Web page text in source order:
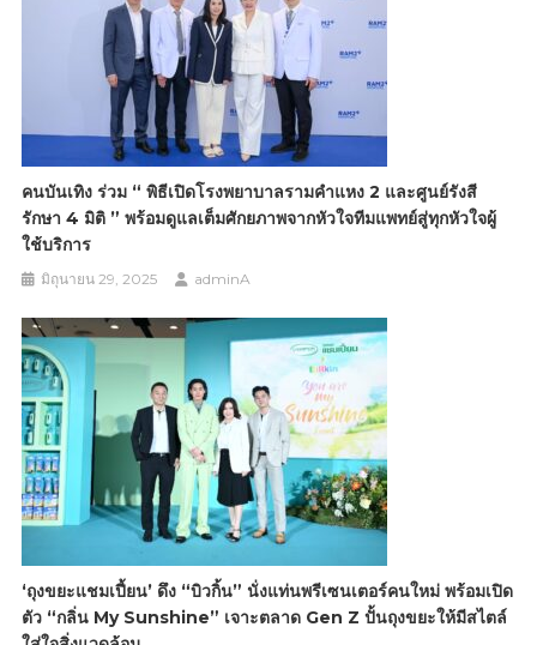
คนบันเทิง ร่วม “ พิธีเปิดโรงพยาบาลรามคำแหง 2 และศูนย์รังสี
รักษา 4 มิติ ” พร้อมดูแลเต็มศักยภาพจากหัวใจทีมแพทย์สู่ทุกหัวใจผู้
ใช้บริการ
มิถุนายน 29, 2025 adminA
‘ถุงขยะแชมเปี้ยน’ ดึง “บิวกิ้น” นั่งแท่นพรีเซนเตอร์คนใหม่ พร้อมเปิด
ตัว “กลิ่น My Sunshine” เจาะตลาด Gen Z ปั้นถุงขยะให้มีสไตล์